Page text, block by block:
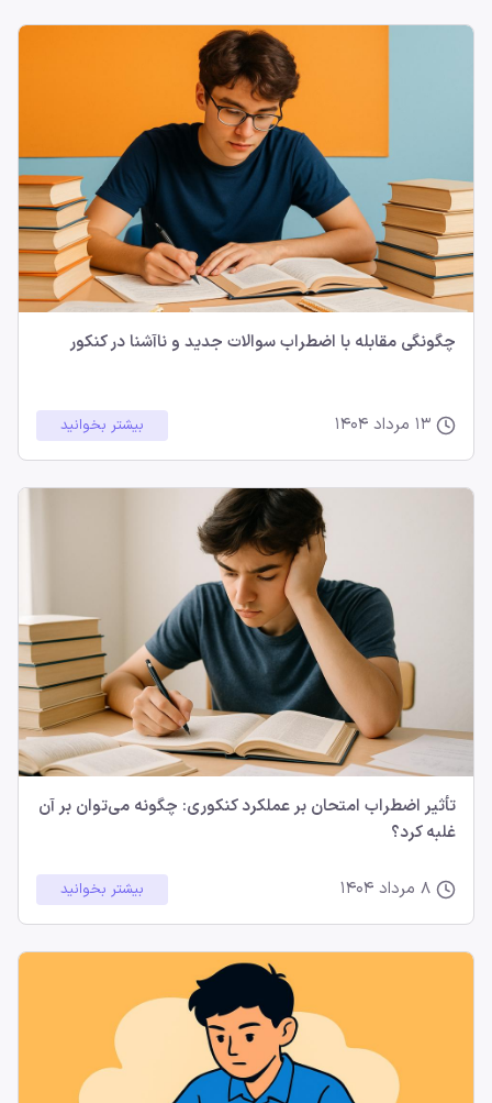
چگونگی مقابله با اضطراب سوالات جدید و ناآشنا در کنکور
بیشتر بخوانید
تأثیر اضطراب امتحان بر عملکرد کنکوری: چگونه می‌توان بر آن
غلبه کرد؟
بیشتر بخوانید